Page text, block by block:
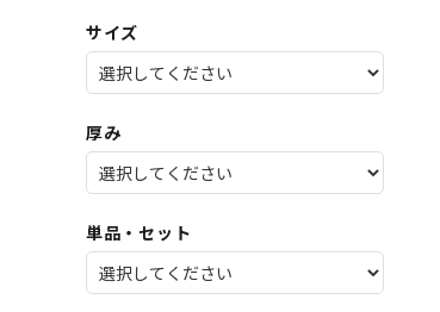
サイズ
厚み
単品・セット